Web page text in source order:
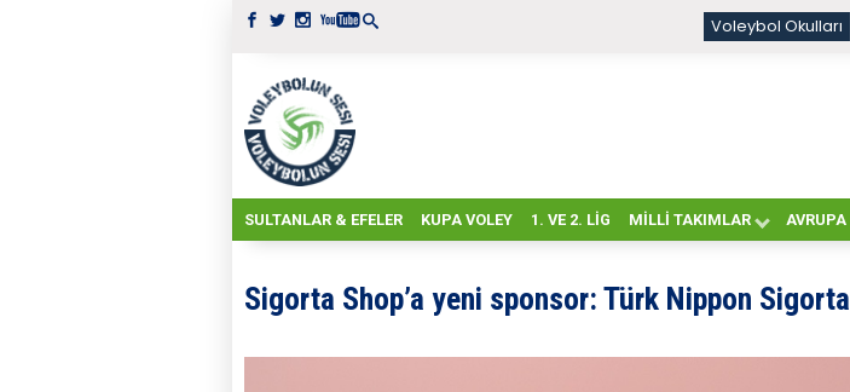
Voleybol Okulları
SULTANLAR & EFELER KUPA VOLEY 1. VE 2. LIG MILLI TAKIMLAR AVRUPA
Sigorta Shop’a yeni sponsor: Türk Nippon Sigorta